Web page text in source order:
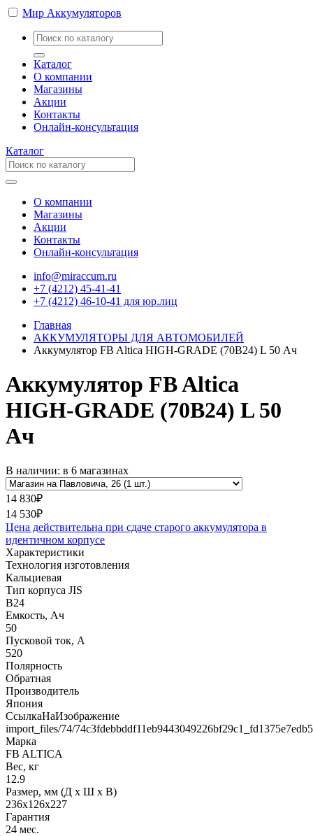
Мир Аккумуляторов
Каталог
О компании
Магазины
Акции
Контакты
Онлайн-консультация
Каталог
О компании
Магазины
Акции
Контакты
Онлайн-консультация
info@miraccum.ru
+7 (4212) 45-41-41
+7 (4212) 46-10-41 для юр.лиц
Главная
АККУМУЛЯТОРЫ ДЛЯ АВТОМОБИЛЕЙ
Аккумулятор FB Altica HIGH-GRADE (70B24) L 50 Ач
Аккумулятор FB Altica
HIGH-GRADE (70B24) L 50
Ач
В наличии: в 6 магазинах
14 830₽
14 530₽
Цена действительна при сдаче старого аккумулятора в
идентичном корпусе
Характеристики
Технология изготовления
Кальциевая
Тип корпуса JIS
B24
Емкость, Ач
50
Пусковой ток, А
520
Полярность
Обратная
Производитель
Япония
СсылкаНаИзображение
import_files/74/
Марка
FB ALTICA
Вес, кг
12.9
Размер, мм (Д x Ш x В)
236x126x227
Гарантия
24 мес.